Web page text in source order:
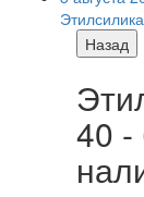
Назад
40